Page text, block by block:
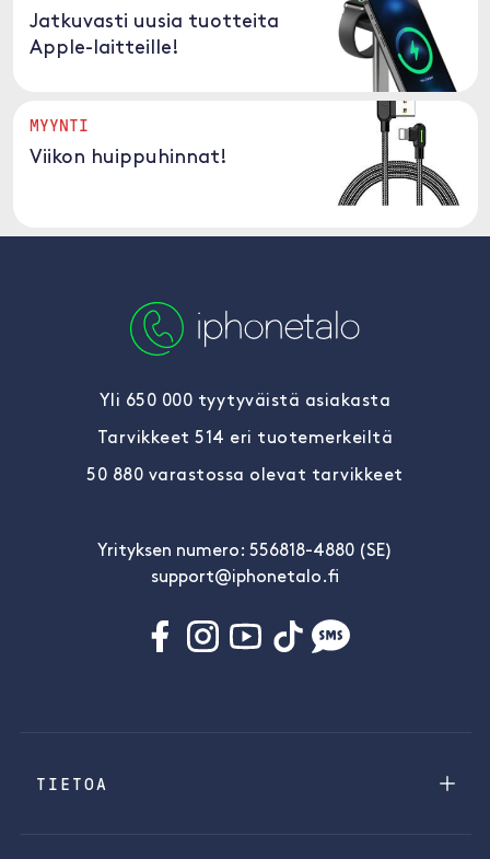
Jatkuvasti uusia tuotteita
Apple-laitteille!
MYYNTI
Viikon huippuhinnat!
Yli 650 000 tyytyväistä asiakasta
Tarvikkeet 514 eri tuotemerkeiltä
50 880 varastossa olevat tarvikkeet
Yrityksen numero: 556818-4880 (SE)
support@iphonetalo.fi
TIETOA